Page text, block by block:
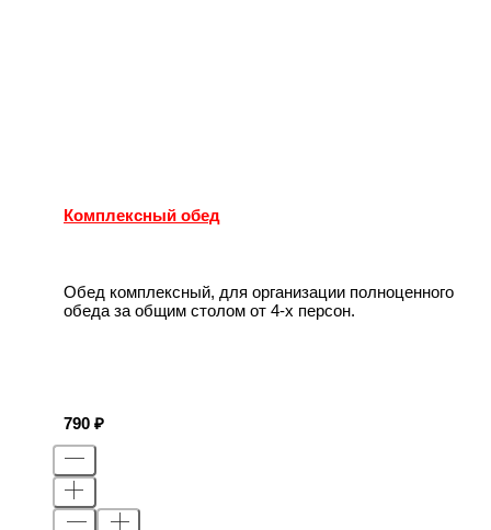
Комплексный обед
Обед комплексный, для организации полноценного
обеда за общим столом от 4-х персон.
790